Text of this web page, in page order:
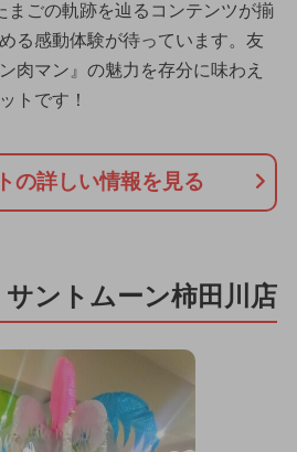
まごの軌跡を辿るコンテンツが揃
る感動体験が待っています。友
肉マン』の魅力を存分に味わえ
トです！
の詳しい情報を見る
ントムーン柿田川店